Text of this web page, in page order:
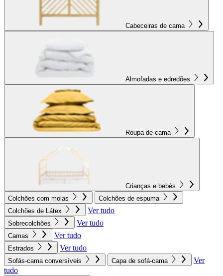
Cabeceiras de cama
Almofadas e edredões
Roupa de cama
Crianças e bebés
Colchões com molas
Colchões de espuma
Colchões de Látex
Ver tudo
Sobrecolchões Ver tudo
Camas Ver tudo
Estrados Ver tudo
Sofás-cama conversíveis Capa de sofá-cama
Ver
tudo